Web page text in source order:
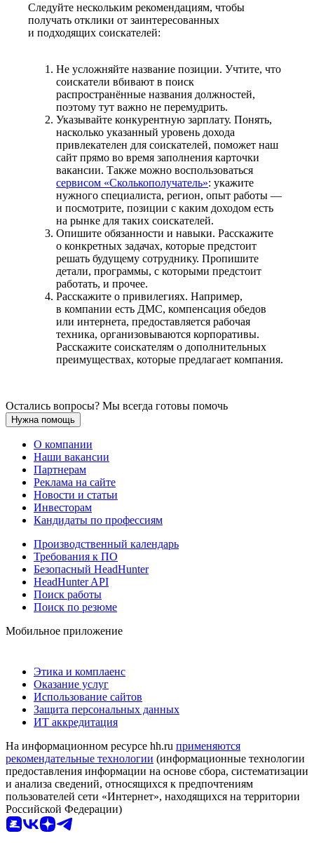
Следуйте нескольким рекомендациям, чтобы
получать отклики от заинтересованных
и подходящих соискателей:
Не усложняйте название позиции. Учтите, что
соискатели вбивают в поиск
распространённые названия должностей,
поэтому тут важно не перемудрить.
Указывайте конкурентную зарплату. Понять,
насколько указанный уровень дохода
привлекателен для соискателей, поможет наш
сайт прямо во время заполнения карточки
вакансии. Также можно воспользоваться
сервисом «Сколькополучатель»: укажите
нужного специалиста, регион, опыт работы —
и посмотрите, позиции с каким доходом есть
на рынке для таких соискателей.
Опишите обязанности и навыки. Расскажите
о конкретных задачах, которые предстоит
решать будущему сотруднику. Пропишите
детали, программы, с которыми предстоит
работать, и прочее.
Расскажите о привилегиях. Например,
в компании есть ДМС, компенсация обедов
или интернета, предоставляется рабочая
техника, организовываются корпоративы.
Расскажите соискателям о дополнительных
преимуществах, которые предлагает компания.
Остались вопросы? Мы всегда готовы помочь
Нужна помощь
О компании
Наши вакансии
Партнерам
Реклама на сайте
Новости и статьи
Инвесторам
Кандидаты по профессиям
Производственный календарь
Требования к ПО
Безопасный HeadHunter
HeadHunter API
Поиск работы
Поиск по резюме
Мобильное приложение
Этика и комплаенс
Оказание услуг
Использование сайтов
Защита персональных данных
ИТ аккредитация
На информационном ресурсе hh.ru применяются
рекомендательные технологии (информационные технологии
предоставления информации на основе сбора, систематизации
и анализа сведений, относящихся к предпочтениям
пользователей сети «Интернет», находящихся на территории
Российской Федерации)